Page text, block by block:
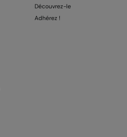
Découvrez-le
Adhérez !